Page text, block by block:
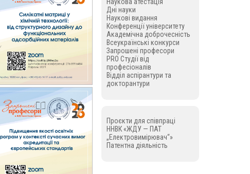
Дні науки
Наукові видання
Конференції університету
Академічна доброчесність
Всеукраїнські конкурси
Запрошені професори
PRO Студії від
професіоналів
Відділ аспірантури та
докторантури
Проєкти для співпраці
ННВК «ЖДУ — ПАТ
„Електровимірювач“»
Патентна діяльність